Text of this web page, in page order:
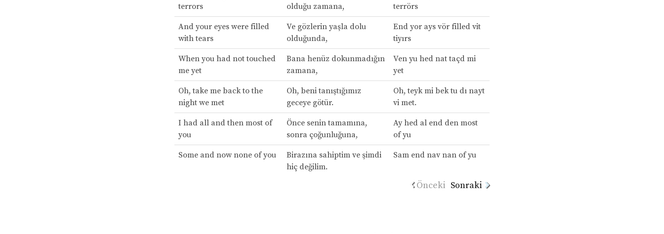
terrors
olduğu zamana,
terrörs
And your eyes were filled
with tears
Ve gözlerin yaşla dolu
olduğunda,
End yor ays vör filled vit
tiyırs
When you had not touched
me yet
Bana henüz dokunmadığın
zamana,
Ven yu hed nat taçd mi
yet
Oh, take me back to the
night we met
Oh, beni tanıştığımız
geceye götür.
Oh, teyk mi bek tu dı nayt
vi met.
I had all and then most of
you
Önce senin tamamına,
sonra çoğunluğuna,
Ay hed al end den most
of yu
Some and now none of you
Birazına sahiptim ve şimdi
hiç değilim.
Sam end nav nan of yu
Önceki Sonraki